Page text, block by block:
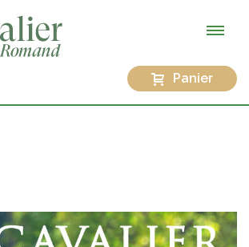
Panier